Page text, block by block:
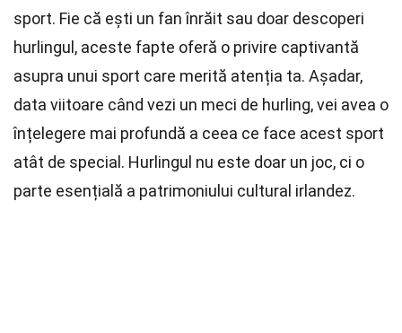
sport. Fie că ești un fan înrăit sau doar descoperi
hurlingul, aceste fapte oferă o privire captivantă
asupra unui sport care merită atenția ta. Așadar,
data viitoare când vezi un meci de hurling, vei avea o
înțelegere mai profundă a ceea ce face acest sport
atât de special. Hurlingul nu este doar un joc, ci o
parte esențială a patrimoniului cultural irlandez.